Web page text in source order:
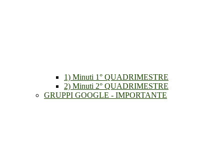
1) Minuti 1° QUADRIMESTRE
2) Minuti 2° QUADRIMESTRE
GRUPPI GOOGLE - IMPORTANTE